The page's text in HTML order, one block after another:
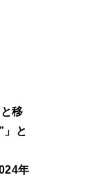
移
」と
年